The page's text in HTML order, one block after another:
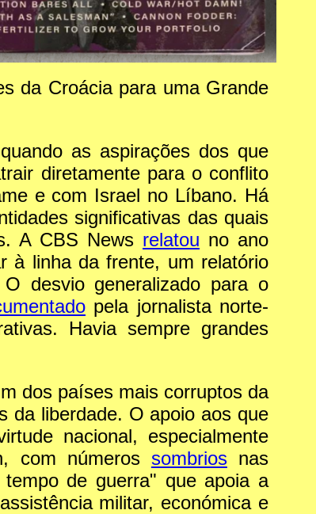
da Croácia para uma Grande
as aspirações dos que
diretamente para o conflito
e com Israel no Líbano. Há
significativas das quais
A CBS News relatou no ano
à linha da frente, um relatório
desvio generalizado para o
pela jornalista norte-
Havia sempre grandes
dos países mais corruptos da
da liberdade. O apoio aos que
nacional, especialmente
com números sombriosnas
de guerra" que apoia a
militar, económica e